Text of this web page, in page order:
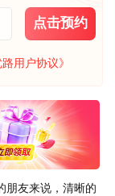
点击预约
路用户协议》
朋友来说，清晰的